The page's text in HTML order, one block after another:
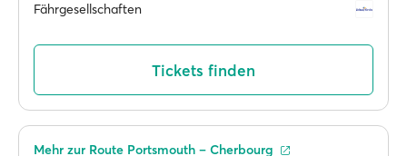
Fährgesellschaften
Tickets finden
Mehr zur Route Portsmouth – Cherbourg